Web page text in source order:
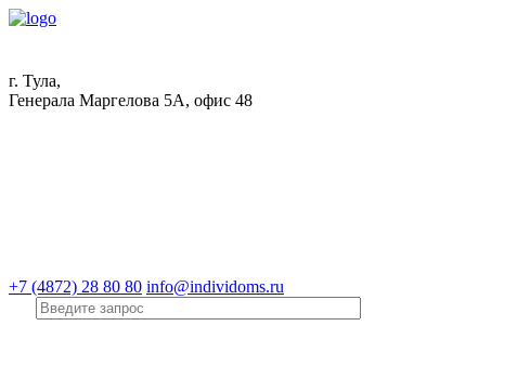
г. Тула,
Генерала Маргелова 5А, офис 48
+7 (4872) 28 80 80 info@individoms.ru